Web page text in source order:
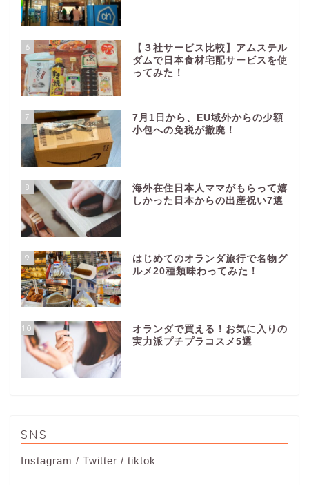
6
【３社サービス比較】アムステル
ダムで日本食材宅配サービスを使
ってみた！
7
7月1日から、EU域外からの少額
小包への免税が撤廃！
8
海外在住日本人ママがもらって嬉
しかった日本からの出産祝い7選
9
はじめてのオランダ旅行で名物グ
ルメ20種類味わってみた！
10
オランダで買える！お気に入りの
実力派プチプラコスメ5選
SNS
Instagram / Twitter / tiktok